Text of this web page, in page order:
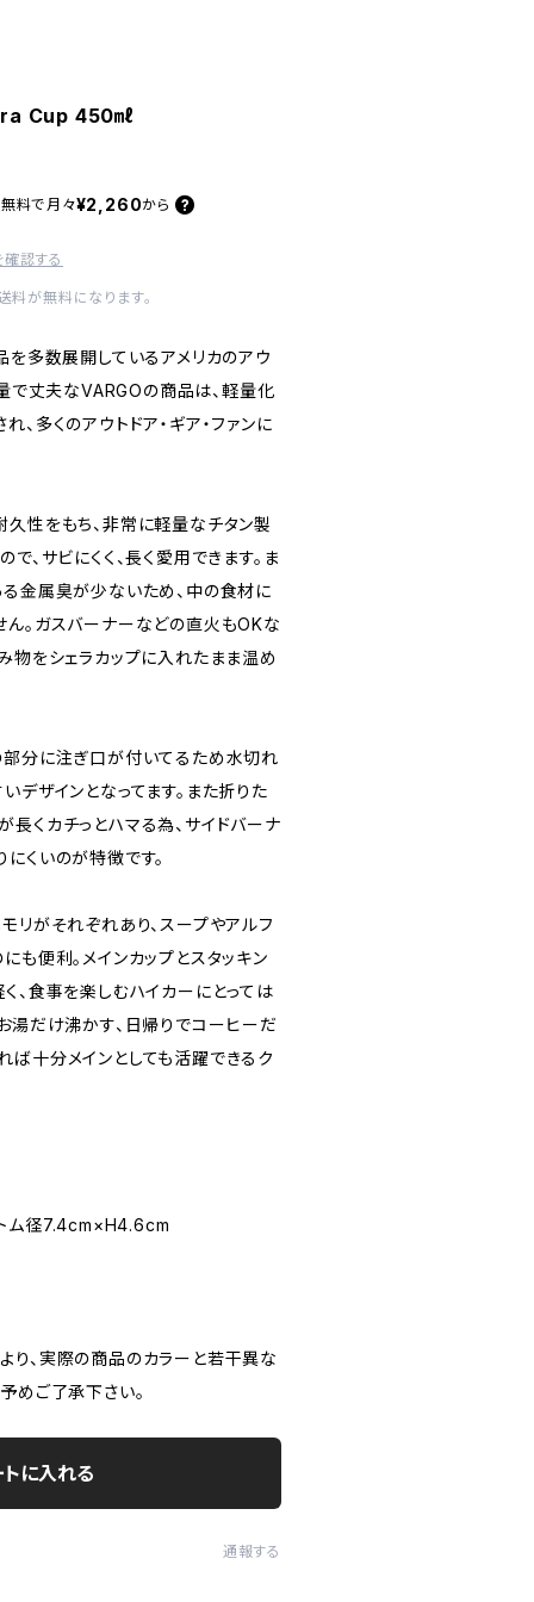
Cup 450㎖
料で月々¥2,260から
認する
が無料になります。
多数展開しているアメリカのアウ
量で丈夫なVARGOの商品は、軽量化
、多くのアウトドア・ギア・ファンに
久性をもち、非常に軽量なチタン製
、サビにくく、長く愛用できます。ま
る金属臭が少ないため、中の食材に
ん。ガスバーナーなどの直火もOKな
物をシェラカップに入れたまま温め
部分に注ぎ口が付いてるため水切れ
デザインとなってます。また折りた
くカチっとハマる為、サイドバーナ
くいのが特徴です。
リがそれぞれあり、スープやアルフ
も便利。メインカップとスタッキン
、食事を楽しむハイカーにとっては
湯だけ沸かす、日帰りでコーヒーだ
ば十分メインとしても活躍できるク
ム径7.4cm×H4.6cm
り、実際の商品のカラーと若干異な
めご了承下さい。
に入れる
通報する